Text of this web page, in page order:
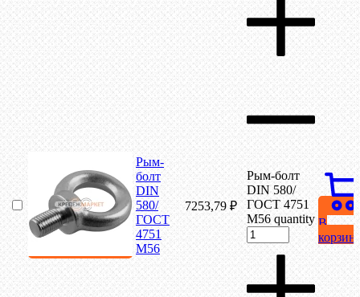
Рым-
болт
DIN
580/
ГОСТ
4751
М56
7253,79 ₽
Рым-болт
DIN 580/
ГОСТ 4751
М56 quantity В